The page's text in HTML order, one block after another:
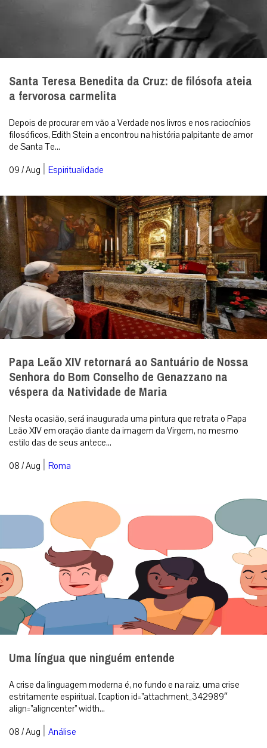
Santa Teresa Benedita da Cruz: de filósofa ateia
a fervorosa carmelita
Depois de procurar em vão a Verdade nos livros e nos raciocínios
filosóficos, Edith Stein a encontrou na história palpitante de amor
de Santa Te...
09 / Aug | Espiritualidade
Papa Leão XIV retornará ao Santuário de Nossa
Senhora do Bom Conselho de Genazzano na
véspera da Natividade de Maria
Nesta ocasião, será inaugurada uma pintura que retrata o Papa
Leão XIV em oração diante da imagem da Virgem, no mesmo
estilo das de seus antece...
08 / Aug | Roma
Uma língua que ninguém entende
A crise da linguagem moderna é, no fundo e na raiz, uma crise
estritamente espiritual. [caption id=”attachment_342989″
align=”aligncenter” width...
08 / Aug | Análise